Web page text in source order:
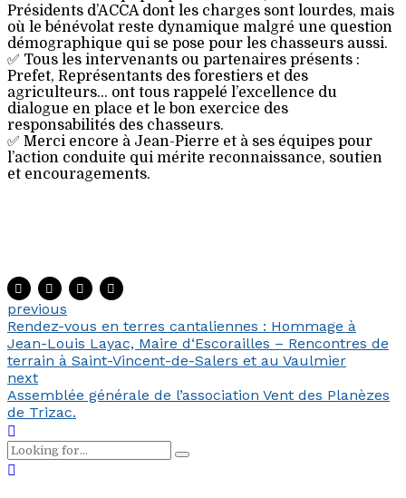
Présidents d’ACCA dont les charges sont lourdes, mais
où le bénévolat reste dynamique malgré une question
démographique qui se pose pour les chasseurs aussi.
✅ Tous les intervenants ou partenaires présents :
Prefet, Représentants des forestiers et des
agriculteurs… ont tous rappelé l’excellence du
dialogue en place et le bon exercice des
responsabilités des chasseurs.
✅ Merci encore à Jean-Pierre et à ses équipes pour
l’action conduite qui mérite reconnaissance, soutien
et encouragements.
previous
Rendez-vous en terres cantaliennes : Hommage à
Jean-Louis Layac, Maire d‘Escorailles – Rencontres de
terrain à Saint-Vincent-de-Salers et au Vaulmier
next
Assemblée générale de l’association Vent des Planèzes
de Trizac.